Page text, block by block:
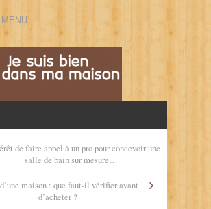
de faire appel à un pro pour concevoir une
salle de bain sur mesure…
maison : que faut-il vérifier avant
d’acheter ?